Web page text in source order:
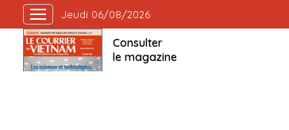
Jeudi 06/08/2026
Consulter
le magazine